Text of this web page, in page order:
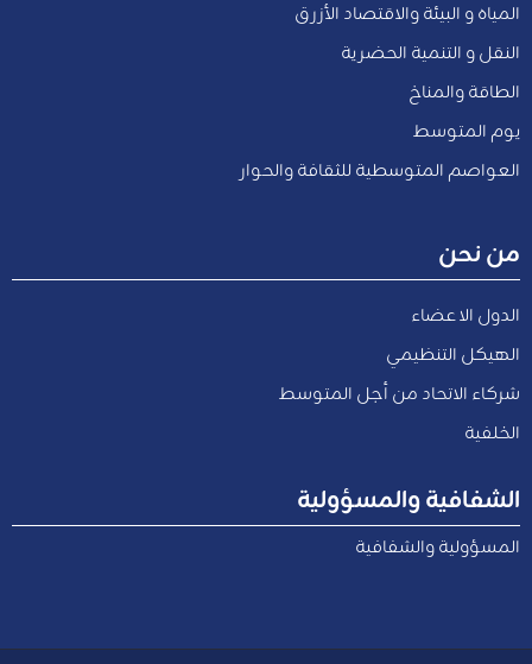
المياه و البيئة والاقتصاد الأزرق
النقل و التنمية الحضرية
الطاقة والمناخ
يوم المتوسط
العواصم المتوسطية للثقافة والحوار
من نحن
الدول الاعضاء
الهيكل التنظيمي
شركاء الاتحاد من أجل المتوسط
الخلفية
الشفافية والمسؤولية
المسؤولية والشفافية